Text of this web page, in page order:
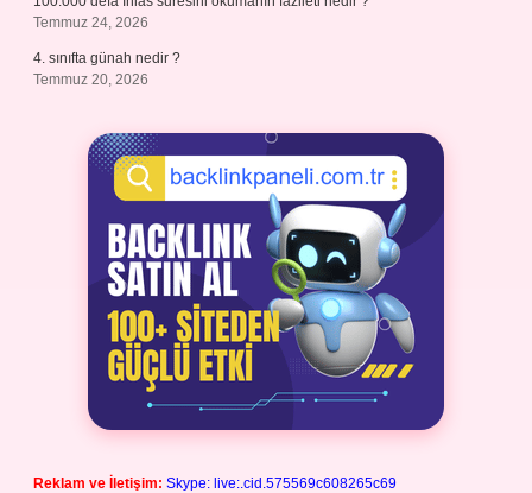
Temmuz 24, 2026
4. sınıfta günah nedir ?
Temmuz 20, 2026
Reklam ve İletişim: Skype: live:.cid.575569c608265c69